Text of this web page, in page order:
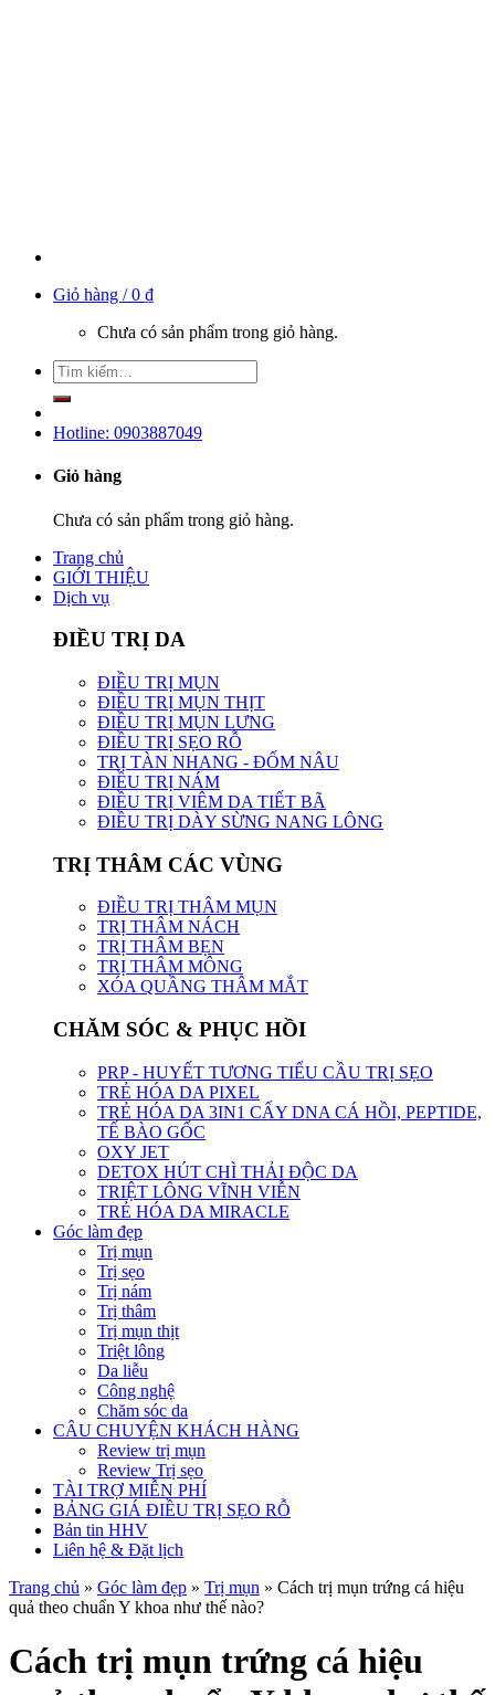
Giỏ hàng /0 ₫
Chưa có sản phẩm trong giỏ hàng.
Hotline: 0903887049
Giỏ hàng
Chưa có sản phẩm trong giỏ hàng.
Trang chủ
GIỚI THIỆU
Dịch vụ
ĐIỀU TRỊ DA
ĐIỀU TRỊ MỤN
ĐIỀU TRỊ MỤN THỊT
ĐIỀU TRỊ MỤN LƯNG
ĐIỀU TRỊ SẸO RỖ
TRỊ TÀN NHANG - ĐỐM NÂU
ĐIỀU TRỊ NÁM
ĐIỀU TRỊ VIÊM DA TIẾT BÃ
ĐIỀU TRỊ DÀY SỪNG NANG LÔNG
TRỊ THÂM CÁC VÙNG
ĐIỀU TRỊ THÂM MỤN
TRỊ THÂM NÁCH
TRỊ THÂM BẸN
TRỊ THÂM MÔNG
XÓA QUẦNG THÂM MẮT
CHĂM SÓC & PHỤC HỒI
PRP - HUYẾT TƯƠNG TIỂU CẦU TRỊ SẸO
TRẺ HÓA DA PIXEL
TRẺ HÓA DA 3IN1 CẤY DNA CÁ HỒI, PEPTIDE,
TẾ BÀO GỐC
OXY JET
DETOX HÚT CHÌ THẢI ĐỘC DA
TRIỆT LÔNG VĨNH VIỄN
TRẺ HÓA DA MIRACLE
Góc làm đẹp
Trị mụn
Trị sẹo
Trị nám
Trị thâm
Trị mụn thịt
Triệt lông
Da liễu
Công nghệ
Chăm sóc da
CÂU CHUYỆN KHÁCH HÀNG
Review trị mụn
Review Trị sẹo
TÀI TRỢ MIỄN PHÍ
BẢNG GIÁ ĐIỀU TRỊ SẸO RỖ
Bản tin HHV
Liên hệ & Đặt lịch
Trang chủ » Góc làm đẹp » Trị mụn » Cách trị mụn trứng cá hiệu
quả theo chuẩn Y khoa như thế nào?
Cách trị mụn trứng cá hiệu